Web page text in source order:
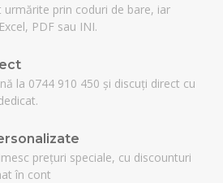
urmărite prin coduri de bare, iar
PDF sau INI.
la 0744 910 450 și discuți direct cu
prețuri speciale, cu discounturi
în cont